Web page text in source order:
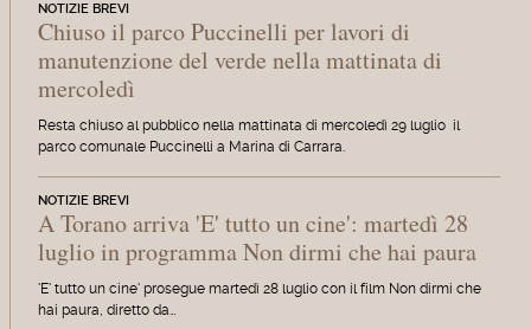
NOTIZIE BREVI
Chiuso il parco Puccinelli per lavori di
manutenzione del verde nella mattinata di
mercoledì
Resta chiuso al pubblico nella mattinata di mercoledì 29 luglio il
parco comunale Puccinelli a Marina di Carrara.
NOTIZIE BREVI
A Torano arriva 'E' tutto un cine': martedì 28
luglio in programma Non dirmi che hai paura
'E' tutto un cine' prosegue martedì 28 luglio con il film Non dirmi che
hai paura, diretto da…